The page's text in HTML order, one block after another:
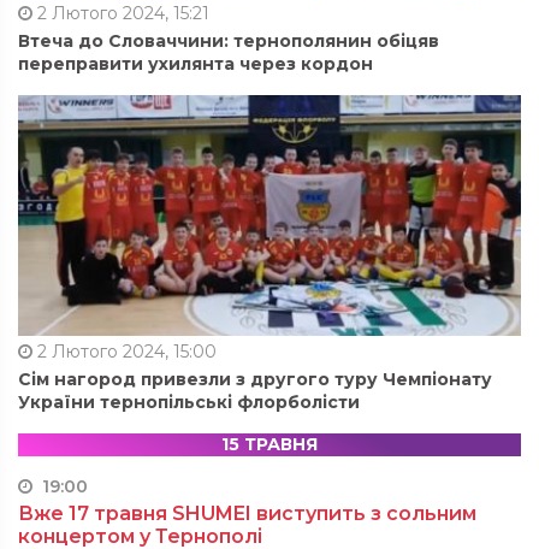
2 Лютого 2024, 15:21
Втеча до Словаччини: тернополянин обіцяв
переправити ухилянта через кордон
2 Лютого 2024, 15:00
Сім нагород привезли з другого туру Чемпіонату
України тернопільські флорболісти
15 ТРАВНЯ
19:00
Вже 17 травня SHUMEI виступить з сольним
концертом у Тернополі